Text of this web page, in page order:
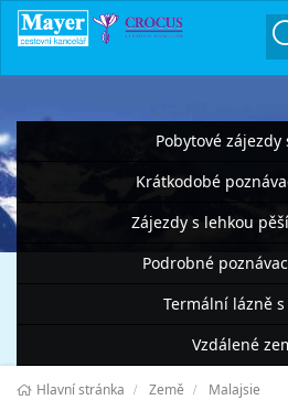
Pobytové zájezdy
Krátkodobé
Zájezdy s lehkou
Podrobné
Termální lázně
Vzdálené
Hlavní stránka Země Malajsie